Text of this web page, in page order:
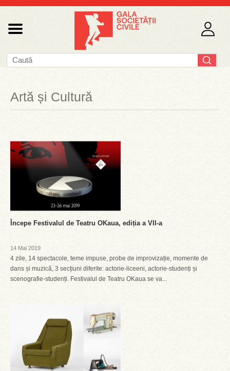
Artă și Cultură
Începe Festivalul de Teatru OKaua, ediția a VII-a
14 Mai 2019
4 zile, 14 spectacole, teme impuse, probe de improvizație, momente de
dans și muzică, 3 secțiuni diferite: actorie-liceeni, actorie-studenți și
scenografie-studenți. Festivalul de Teatru OKaua se va...